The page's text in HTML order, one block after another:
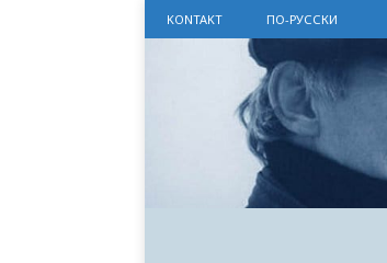
KONTAKT ПО-РУССКИ